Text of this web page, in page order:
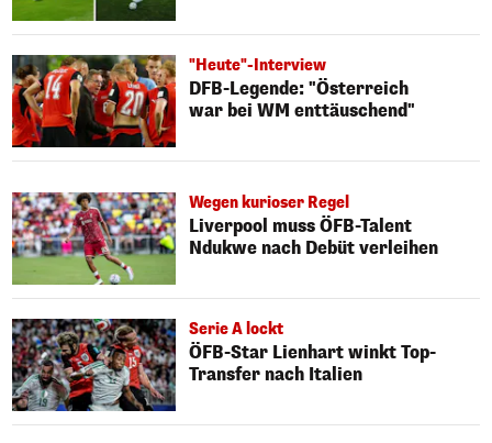
"Heute"-Interview
DFB-Legende: "Österreich
war bei WM enttäuschend"
Wegen kurioser Regel
Liverpool muss ÖFB-Talent
Ndukwe nach Debüt verleihen
Serie A lockt
ÖFB-Star Lienhart winkt Top-
Transfer nach Italien